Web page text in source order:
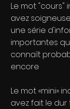
Le mot "cours"
avez
une série
importantes
connaît
encore
Le mot «mini»
avez fait le